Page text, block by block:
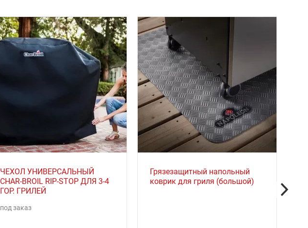
ЧЕХОЛ УНИВЕРСАЛЬНЫЙ
CHAR-BROIL RIP-STOP ДЛЯ 3-4
ГОР. ГРИЛЕЙ
под заказ
Грязезащитный напольный
коврик для гриля (большой)